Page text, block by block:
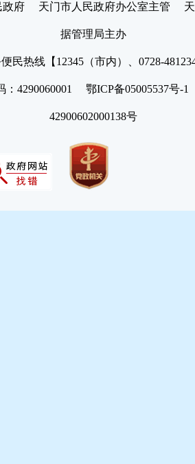
政府 天门市人民政府办公室主管 天
据管理局主办
民热线【12345（市内）、0728-
：4290060001 鄂ICP备05005537号
42900602000138号